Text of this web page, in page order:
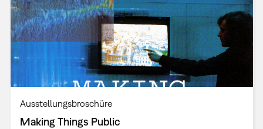
Ausstellungsbroschüre
Making Things Public